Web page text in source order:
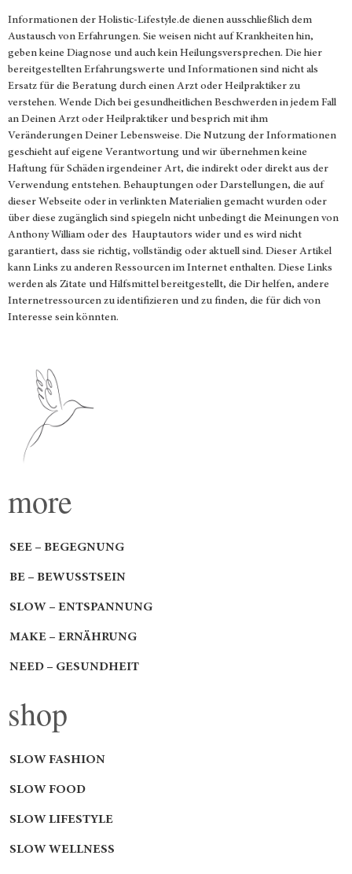
Informationen der Holistic-Lifestyle.de dienen ausschließlich dem
Austausch von Erfahrungen. Sie weisen nicht auf Krankheiten hin,
geben keine Diagnose und auch kein Heilungsversprechen. Die hier
bereitgestellten Erfahrungswerte und Informationen sind nicht als
Ersatz für die Beratung durch einen Arzt oder Heilpraktiker zu
verstehen. Wende Dich bei gesundheitlichen Beschwerden in jedem Fall
an Deinen Arzt oder Heilpraktiker und besprich mit ihm
Veränderungen Deiner Lebensweise. Die Nutzung der Informationen
geschieht auf eigene Verantwortung und wir übernehmen keine
Haftung für Schäden irgendeiner Art, die indirekt oder direkt aus der
Verwendung entstehen. Behauptungen oder Darstellungen, die auf
dieser Webseite oder in verlinkten Materialien gemacht wurden oder
über diese zugänglich sind spiegeln nicht unbedingt die Meinungen von
Anthony William oder des Hauptautors wider und es wird nicht
garantiert, dass sie richtig, vollständig oder aktuell sind. Dieser Artikel
kann Links zu anderen Ressourcen im Internet enthalten. Diese Links
werden als Zitate und Hilfsmittel bereitgestellt, die Dir helfen, andere
Internetressourcen zu identifizieren und zu finden, die für dich von
Interesse sein könnten.
more
SEE – BEGEGNUNG
BE – BEWUSSTSEIN
SLOW – ENTSPANNUNG
MAKE – ERNÄHRUNG
NEED – GESUNDHEIT
shop
SLOW FASHION
SLOW FOOD
SLOW LIFESTYLE
SLOW WELLNESS